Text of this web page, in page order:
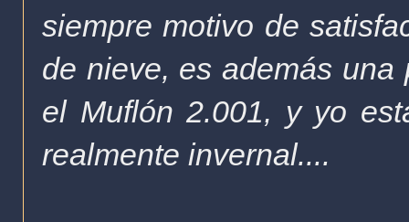
siempre motivo de
de nieve, es además
el Muflón 2.001, y yo
realmente invernal....